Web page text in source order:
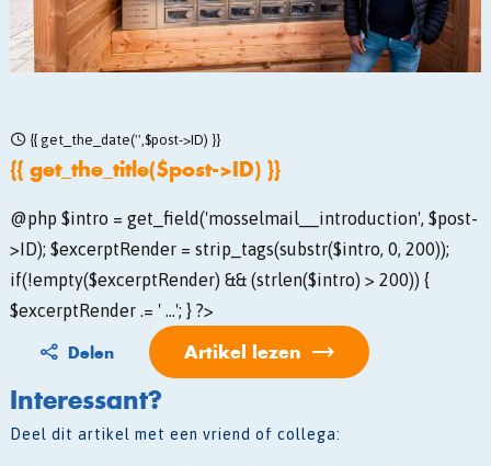
{{ get_the_date('',$post->ID) }}
{{ get_the_title($post->ID) }}
@php $intro = get_field('mosselmail__introduction', $post-
>ID); $excerptRender = strip_tags(substr($intro, 0, 200));
if(!empty($excerptRender) && (strlen($intro) > 200)) {
$excerptRender .= ' ...'; } ?>
Delen Artikel lezen
Interessant?
Deel dit artikel met een vriend of collega: